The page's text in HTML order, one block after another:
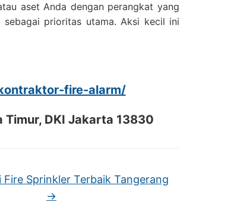
aset Anda dengan perangkat yang
prioritas utama. Aksi kecil ini
fire-alarm/
Timur, DKI Jakarta 13830
Fire Sprinkler Terbaik Tangerang
→